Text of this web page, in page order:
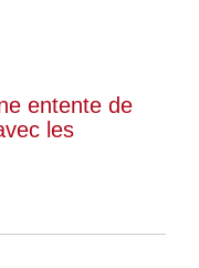
entente de
les